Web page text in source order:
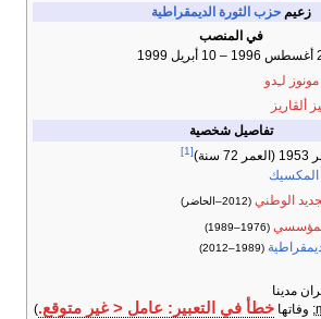
زعيمحزب الثورة الديمقراطية
في المنصب
أبريل 1999
لـِدو
ألڤاريز
تفاصيل شخصية
(العمر 72 سنة) [1]
المكسيك
الوطني (2012–الحاضر)
(1976–1989)
(1989–2012)
مدينا
; وفاتها خطأ في التعبير: عامل < غير متوقع.)